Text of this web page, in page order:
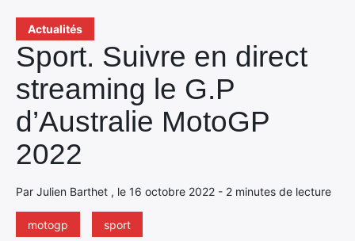
Actualités
Sport. Suivre en direct
streaming le G.P
d’Australie MotoGP
2022
Par Julien Barthet , le 16 octobre 2022 - 2 minutes de lecture
motogp sport